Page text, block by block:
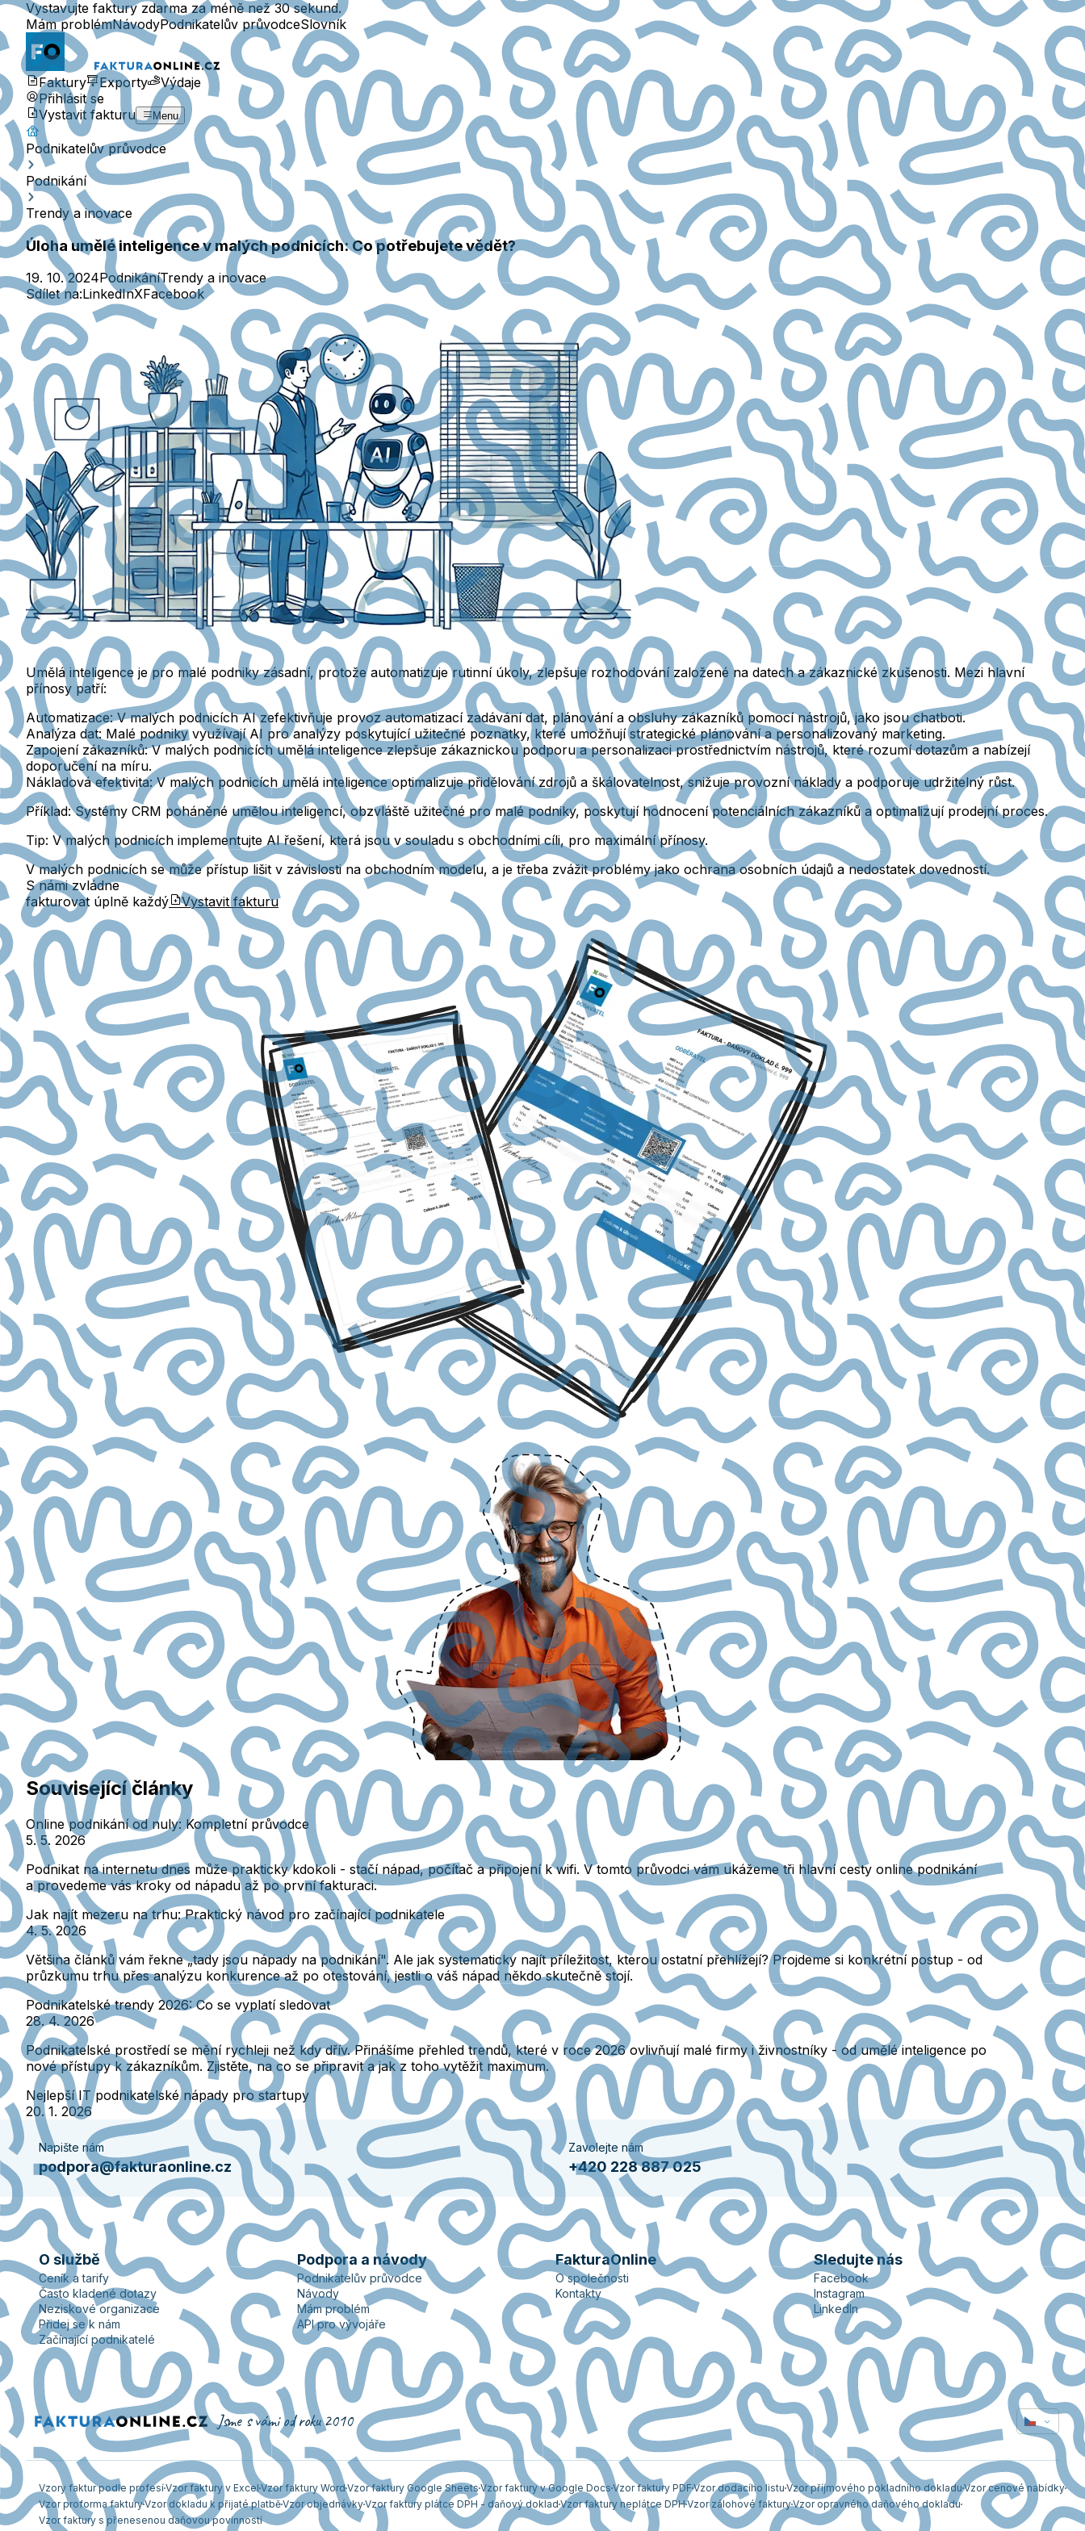
Vystavujte faktury zdarma za méně než 30 sekund.
Mám problémNávodyPodnikatelův průvodceSlovník
Faktury Exporty
Výdaje
Přihlásit se
Vystavit fakturu
Menu
Podnikatelův průvodce
Podnikání
Trendy a inovace
Úloha umělé inteligence v malých podnicích: Co potřebujete vědět?
19. 10. 2024PodnikáníTrendy a inovace
Sdílet na:LinkedInXFacebook
Umělá inteligence je pro malé podniky zásadní, protože automatizuje rutinní úkoly, zlepšuje rozhodování založené na datech a zákaznické zkušenosti. Mezi hlavní
přínosy patří:
Automatizace: V malých podnicích AI zefektivňuje provoz automatizací zadávání dat, plánování a obsluhy zákazníků pomocí nástrojů, jako jsou chatboti.
Analýza dat: Malé podniky využívají AI pro analýzy poskytující užitečné poznatky, které umožňují strategické plánování a personalizovaný marketing.
Zapojení zákazníků: V malých podnicích umělá inteligence zlepšuje zákaznickou podporu a personalizaci prostřednictvím nástrojů, které rozumí dotazům a nabízejí
doporučení na míru.
Nákladová efektivita: V malých podnicích umělá inteligence optimalizuje přidělování zdrojů a škálovatelnost, snižuje provozní náklady a podporuje udržitelný růst.
Příklad:Systémy CRM poháněné umělou inteligencí, obzvláště užitečné pro malé podniky, poskytují hodnocení potenciálních zákazníků a optimalizují prodejní proces.
Tip: V malých podnicích implementujte AI řešení, která jsou v souladu s obchodními cíli, pro maximální přínosy.
V malých podnicích se může přístup lišit v závislosti na obchodním modelu, a je třeba zvážit problémy jako ochrana osobních údajů a nedostatek dovedností.
S námi zvládne
fakturovat úplně každý
Vystavit fakturu
Související články
Online podnikání od nuly: Kompletní průvodce
5. 5. 2026
Podnikat na internetu dnes může prakticky kdokoli - stačí nápad, počítač a připojení k wifi. V tomto průvodci vám ukážeme tři hlavní cesty online podnikání
a provedeme vás kroky od nápadu až po první fakturaci.
Jak najít mezeru na trhu: Praktický návod pro začínající podnikatele
4. 5. 2026
Většina článků vám řekne „tady jsou nápady na podnikání". Ale jak systematicky najít příležitost, kterou ostatní přehlížejí? Projdeme si konkrétní postup - od
průzkumu trhu přes analýzu konkurence až po otestování, jestli o váš nápad někdo skutečně stojí.
Podnikatelské trendy 2026: Co se vyplatí sledovat
28. 4. 2026
Podnikatelské prostředí se mění rychleji než kdy dřív. Přinášíme přehled trendů, které v roce 2026 ovlivňují malé firmy i živnostníky - od umělé inteligence po
nové přístupy k zákazníkům. Zjistěte, na co se připravit a jak z toho vytěžit maximum.
Nejlepší IT podnikatelské nápady pro startupy
20. 1. 2026
Napište nám
podpora@fakturaonline.cz
Zavolejte nám
+420 228 887 025
O službě
Ceník a tarify
Často kladené dotazy
Neziskové organizace
Přidej se k nám
Začínající podnikatelé
Podpora a návody
Podnikatelův průvodce
Návody
Mám problém
API pro vývojáře
FakturaOnline
O společnosti
Kontakty
Sledujte nás
Facebook
Instagram
LinkedIn
Jsme s vámi od roku 2010
Vzory faktur podle profesíVzor faktury v Excel Vzor faktury WordVzor faktury Google Sheets Vzor faktury v Google Docs Vzor faktury PDF Vzor dodacího listu Vzor příjmového pokladního dokladu Vzor cenové nabídky
Vzor proforma fakturyVzor dokladu k přijaté platběVzor objednávkyVzor faktury plátce DPH - daňový doklad Vzor faktury neplátce DPHVzor zálohové fakturyVzor opravného daňového dokladu
Vzor faktury s přenesenou daňovou povinností